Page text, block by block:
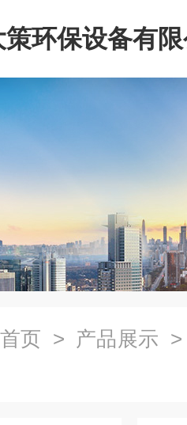
策环保设备有
首页 > 产品展示